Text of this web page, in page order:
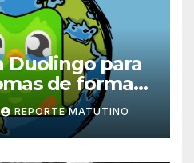
Duolingo para
de forma
y divertida
REPORTE MATUTINO